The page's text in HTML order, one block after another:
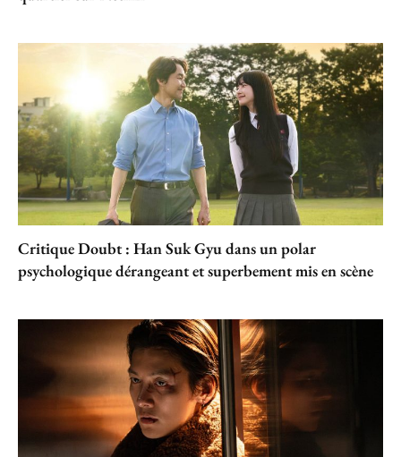
Critique Doubt : Han Suk Gyu dans un polar
psychologique dérangeant et superbement mis en scène